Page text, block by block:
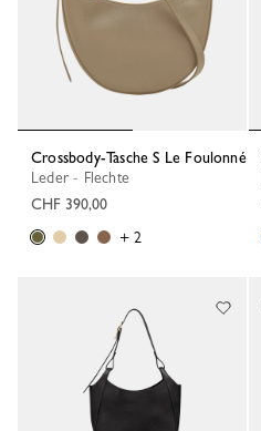
Crossbody-Tasche S Le Foulonné
Leder - Flechte
CHF 390,00
+ 2